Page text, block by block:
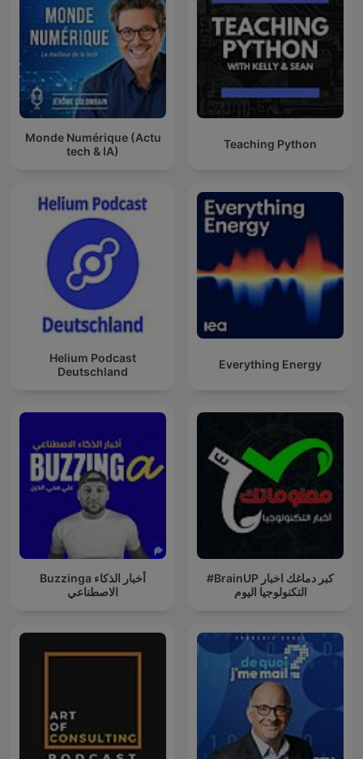
Monde Numérique (Actu
tech & IA)
Teaching Python
Helium Podcast
Deutschland
Everything Energy
Buzzinga أخبار الذكاء
الاصطناعي
#BrainUP كبر دماغك اخبار
التكنولوجيا اليوم